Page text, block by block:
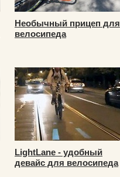
Необычный прицеп для
велосипеда
LightLane - удобный
девайс для велосипеда